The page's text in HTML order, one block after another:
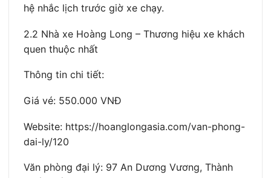
hệ nhắc lịch trước giờ xe chạy.
2.2 Nhà xe Hoàng Long – Thương hiệu xe khách
quen thuộc nhất
Thông tin chi tiết:
Giá vé: 550.000 VNĐ
Website: https://hoanglongasia.com/van-phong-
dai-ly/120
Văn phòng đại lý: 97 An Dương Vương, Thành